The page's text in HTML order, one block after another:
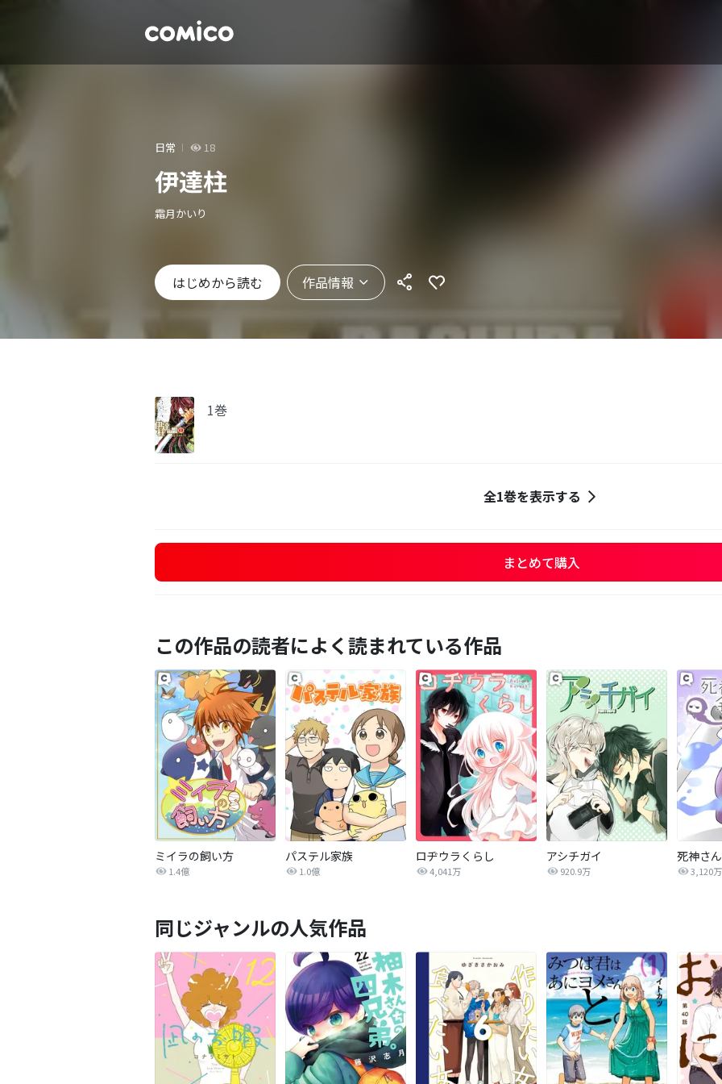
日常 18
伊達柱
霜月かいり
はじめから読む 作品情報
1巻
全1巻を表示する
まとめて購入
この作品の読者によく読まれている作品
ミイラの飼い方
1.4億
パステル家族
1.0億
ロヂウラくらし
4,041万
アシチガイ
920.9万
死神さ
3,120万
同じジャンルの人気作品